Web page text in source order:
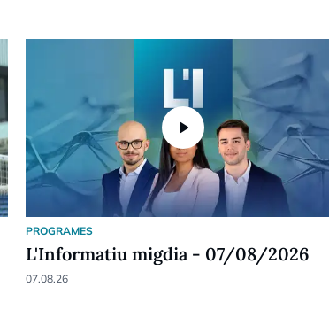
play_arrow
PROGRAMES
L'Informatiu migdia - 07/08/2026
07.08.26